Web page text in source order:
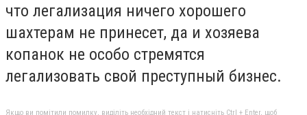
что легализация ничего хорошего
шахтерам не принесет, да и хозяева
копанок не особо стремятся
легализовать свой преступный бизнес.
Якщо ви помітили помилку, виділіть необхідний текст і натисніть Ctrl + Enter, щоб